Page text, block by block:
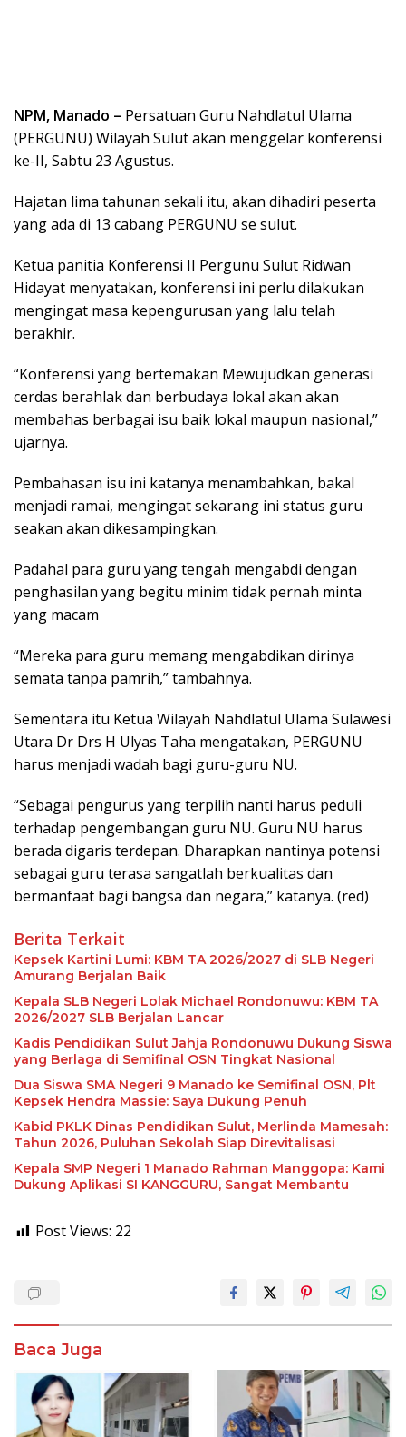
NPM, Manado – Persatuan Guru Nahdlatul Ulama
(PERGUNU) Wilayah Sulut akan menggelar konferensi
ke-II, Sabtu 23 Agustus.
Hajatan lima tahunan sekali itu, akan dihadiri peserta
yang ada di 13 cabang PERGUNU se sulut.
Ketua panitia Konferensi II Pergunu Sulut Ridwan
Hidayat menyatakan, konferensi ini perlu dilakukan
mengingat masa kepengurusan yang lalu telah
berakhir.
“Konferensi yang bertemakan Mewujudkan generasi
cerdas berahlak dan berbudaya lokal akan akan
membahas berbagai isu baik lokal maupun nasional,”
ujarnya.
Pembahasan isu ini katanya menambahkan, bakal
menjadi ramai, mengingat sekarang ini status guru
seakan akan dikesampingkan.
Padahal para guru yang tengah mengabdi dengan
penghasilan yang begitu minim tidak pernah minta
yang macam
“Mereka para guru memang mengabdikan dirinya
semata tanpa pamrih,” tambahnya.
Sementara itu Ketua Wilayah Nahdlatul Ulama Sulawesi
Utara Dr Drs H Ulyas Taha mengatakan, PERGUNU
harus menjadi wadah bagi guru-guru NU.
“Sebagai pengurus yang terpilih nanti harus peduli
terhadap pengembangan guru NU. Guru NU harus
berada digaris terdepan. Dharapkan nantinya potensi
sebagai guru terasa sangatlah berkualitas dan
bermanfaat bagi bangsa dan negara,” katanya. (red)
Berita Terkait
Kepsek Kartini Lumi: KBM TA 2026/2027 di SLB Negeri
Amurang Berjalan Baik
Kepala SLB Negeri Lolak Michael Rondonuwu: KBM TA
2026/2027 SLB Berjalan Lancar
Kadis Pendidikan Sulut Jahja Rondonuwu Dukung Siswa
yang Berlaga di Semifinal OSN Tingkat Nasional
Dua Siswa SMA Negeri 9 Manado ke Semifinal OSN, Plt
Kepsek Hendra Massie: Saya Dukung Penuh
Kabid PKLK Dinas Pendidikan Sulut, Merlinda Mamesah:
Tahun 2026, Puluhan Sekolah Siap Direvitalisasi
Kepala SMP Negeri 1 Manado Rahman Manggopa: Kami
Dukung Aplikasi SI KANGGURU, Sangat Membantu
Post Views: 22
Baca Juga